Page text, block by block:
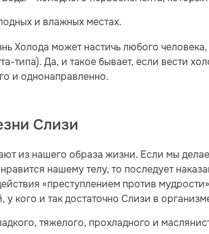
и влажных местах.
Холода может настичь любого
типа). Да, и такое бывает, если вести
и однонаправленно.
Слизи
из нашего образа жизни. Если мы
нашему телу, то последует
«преступлением против
кого и так достаточно Слизи в
тяжелого, прохладного и